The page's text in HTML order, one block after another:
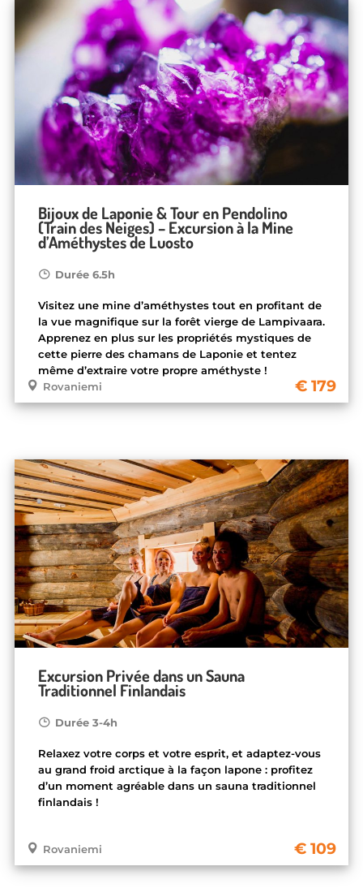
Bijoux de Laponie & Tour en Pendolino
(Train des Neiges) – Excursion à la Mine
d’Améthystes de Luosto
Durée 6.5h
Visitez une mine d’améthystes tout en profitant de
la vue magnifique sur la forêt vierge de Lampivaara.
Apprenez en plus sur les propriétés mystiques de
cette pierre des chamans de Laponie et tentez
même d’extraire votre propre améthyste !
Rovaniemi
179
Excursion Privée dans un Sauna
Traditionnel Finlandais
Durée 3-4h
Relaxez votre corps et votre esprit, et adaptez-vous
au grand froid arctique à la façon lapone : profitez
d’un moment agréable dans un sauna traditionnel
finlandais !
Rovaniemi 109